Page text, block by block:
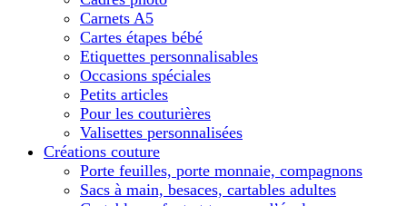
Carnets A5
Cartes étapes bébé
Etiquettes personnalisables
Occasions spéciales
Petits articles
Pour les couturières
Valisettes personnalisées
Créations couture
Porte feuilles, porte monnaie, compagnons
Sacs à main, besaces, cartables adultes